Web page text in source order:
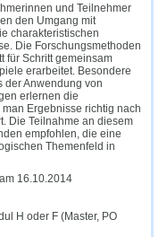
und Teilnehmer
den Umgang mit
charakteristischen
Die Forschungsmethoden
für Schritt gemeinsam
erarbeitet. Besondere
der Anwendung von
erlernen die
Ergebnisse richtig nach
Die Teilnahme an diesem
empfohlen, die eine
Themenfeld in
16.10.2014
H oder F (Master, PO